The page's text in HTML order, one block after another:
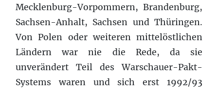
Mecklenburg-Vorpommern, Brandenburg,
Sachsen-Anhalt, Sachsen und Thüringen.
Von Polen oder weiteren mittelöstlichen
Ländern war nie die Rede, da sie
unverändert Teil des Warschauer-Pakt-
Systems waren und sich erst 1992/93